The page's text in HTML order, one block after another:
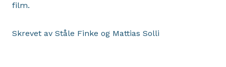
film.
Skrevet av Ståle Finke og Mattias Solli